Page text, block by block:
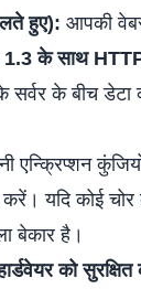
हुए): आपकी
के साथ
के बीच डेटा
एन्क्रिप्शन
यदि कोई
बेकार है।
को सुरक्षित